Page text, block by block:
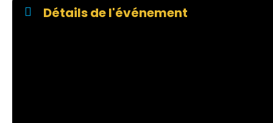
Détails de l'événement